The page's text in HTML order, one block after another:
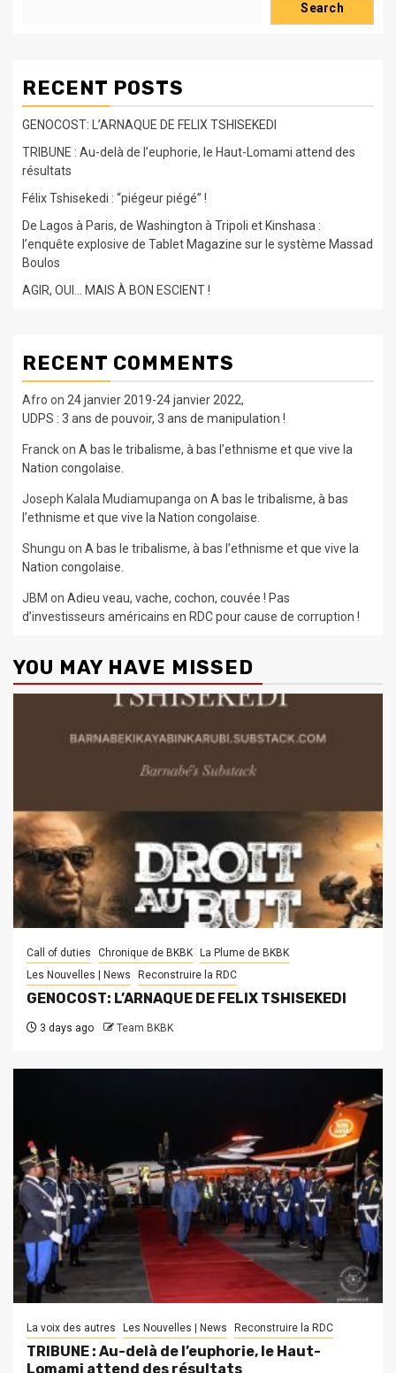
Search
RECENT POSTS
GENOCOST: L’ARNAQUE DE FELIX TSHISEKEDI
TRIBUNE : Au-delà de l’euphorie, le Haut-Lomami attend des
résultats
Félix Tshisekedi : “piégeur piégé” !
De Lagos à Paris, de Washington à Tripoli et Kinshasa :
l’enquête explosive de Tablet Magazine sur le système Massad
Boulos
AGIR, OUI… MAIS À BON ESCIENT !
RECENT COMMENTS
Afro on 24 janvier 2019-24 janvier 2022,
UDPS : 3 ans de pouvoir, 3 ans de manipulation !
Franckon A bas le tribalisme, à bas l’ethnisme et que vive la
Nation congolaise.
Joseph Kalala Mudiamupangaon A bas le tribalisme, à bas
l’ethnisme et que vive la Nation congolaise.
Shungu on A bas le tribalisme, à bas l’ethnisme et que vive la
Nation congolaise.
JBM on Adieu veau, vache, cochon, couvée ! Pas
d’investisseurs américains en RDC pour cause de corruption !
YOU MAY HAVE MISSED
Call of duties Chronique de BKBK
La Plume de BKBK
Les Nouvelles | News
Reconstruire la RDC
GENOCOST: L’ARNAQUE DE FELIX TSHISEKEDI
3 days ago Team BKBK
La voix des autres Les Nouvelles | News Reconstruire la RDC
TRIBUNE : Au-delà de l’euphorie, le Haut-
Lomami attend des résultats